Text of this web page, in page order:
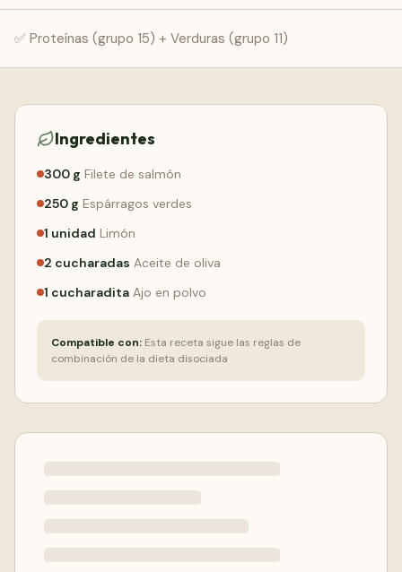
✅ Proteínas (grupo 15) + Verduras (grupo 11)
Ingredientes
300 g Filete de salmón
250 g Espárragos verdes
1 unidad Limón
2 cucharadas Aceite de oliva
1 cucharadita Ajo en polvo
Compatible con: Esta receta sigue las reglas de
combinación de la dieta disociada